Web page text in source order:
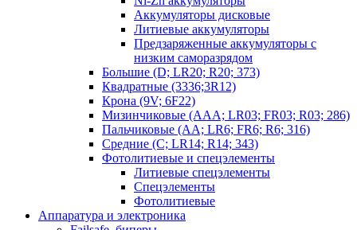
Аккумуляторы дисковые
Литиевые аккумуляторы
Предзаряженные аккумуляторы с
низким саморазрядом
Большие (D; LR20; R20; 373)
Квадратные (3336;3R12)
Крона (9V; 6F22)
Мизинчиковые (AAA; LR03; FR03; R03; 286)
Пальчиковые (AA; LR6; FR6; R6; 316)
Средние (C; LR14; R14; 343)
Фотолитиевые и спецэлементы
Литиевые спецэлементы
Спецэлементы
Фотолитиевые
Аппаратура и электроника